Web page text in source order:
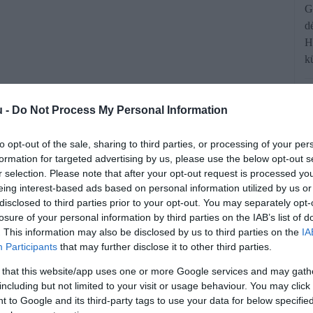
- Do Not Process My Personal Information
opt-out of the sale, sharing to third parties, or processing of your
for targeted advertising by us, please use the below opt-out
selection. Please note that after your opt-out request is processed
interest-based ads based on personal information utilized by us
to third parties prior to your opt-out. You may separately
of your personal information by third parties on the IAB’s list of
This information may also be disclosed by us to third parties on the
Participants that may further disclose it to other third parties.
that this website/app uses one or more Google services and may
but not limited to your visit or usage behaviour. You may
to Google and its third-party tags to use your data for below
figyelik, mennyibe kerül idén a a
a balatoni vendéglátóhelyek
A zenga.hu elemzése szerint a
ára néhány tízmillió forintról indul,
kombinált egységekért viszont